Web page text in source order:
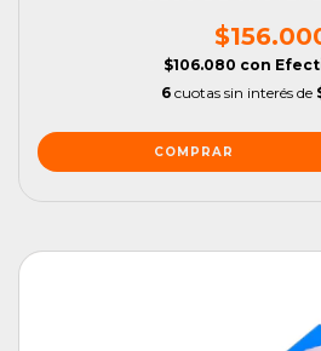
$106.080 con
6 cuotas sin interés de